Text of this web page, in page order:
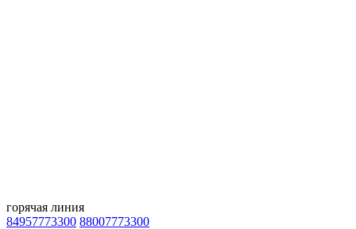
горячая линия
84957773300 88007773300